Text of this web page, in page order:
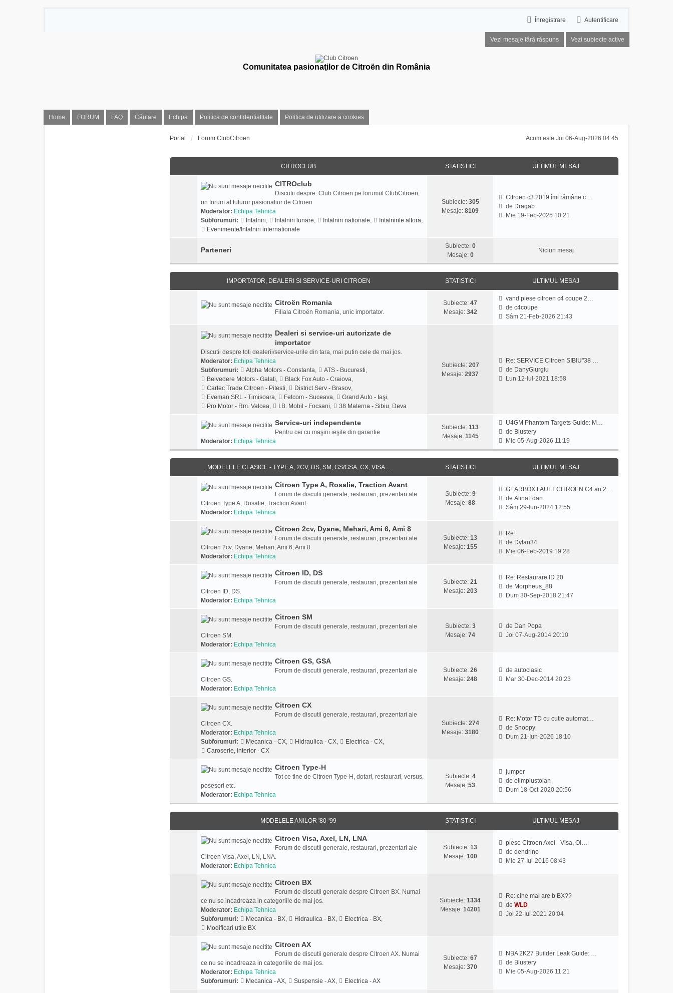
Autentificare
Înregistrare
Vezi mesaje fără răspuns Vezi subiecte active
Home FORUM FAQ Căutare Echipa Politica de confidentialitate Politica de utilizare a cookies
Comunitatea pasionaţilor de Citroën din România
Acum este Joi 06-Aug-2026 04:45
Portal Forum ClubCitroen
CITROCLUB STATISTICI ULTIMUL MESAJ
CITROclub
Discutii despre: Club Citroen pe forumul ClubCitroen;
un forum al tuturor pasionatior de Citroen
Moderator: Echipa Tehnica
Subforumuri:
Intalniri, Intalniri lunare, Intalniri nationale, Intalnirile altora,
Evenimente/Intalniri internationale
Subiecte: 305
Mesaje: 8109
Citroen c3 2019 îmi rămâne c…
de Dragab
V
u
m
Mie 19-Feb-2025 10:21
Parteneri Subiecte: 0
Mesaje: 0
Niciun mesaj
IMPORTATOR, DEALERI SI SERVICE-URI CITROEN STATISTICI ULTIMUL MESAJ
Citroën Romania
Filiala Citroën Romania, unic importator.
Subiecte: 47
Mesaje: 342
vand piese citroen c4 coupe 2…
dec4coupe
V
l
t
i
e
a
j
Sâm 21-Feb-2026 21:43
Dealeri si service-uri autorizate de
importator
Discutii despre toti dealerii/service-urile din tara, mai putin cele de mai jos.
Moderator: Echipa Tehnica
Subforumuri:
Alpha Motors - Constanta, ATS - Bucuresti,
Belvedere Motors - Galati, Black Fox Auto - Craiova,
Cartec Trade Citroen - Pitesti, District Serv - Brasov,
Eveman SRL - Timisoara, Fetcom - Suceava, Grand Auto - Iaşi,
Pro Motor - Rm. Valcea, I.B. Mobil - Focsani, 38 Materna - Sibiu, Deva
Subiecte: 207
Mesaje: 2937
Re: SERVICE Citroen SIBIU"38 …
de DanyGiurgiu
V
l
i
m
u
m
s
j
Lun 12-Iul-2021 18:58
Service-uri independente
Pentru cei cu maşini ieşite din garantie
Moderator: Echipa Tehnica
Subiecte: 113
Mesaje: 1145
U4GM Phantom Targets Guide: M…
de Blustery
V
i
t
m
s
Mie 05-Aug-2026 11:19
MODELELE CLASICE - TYPE A, 2CV, DS, SM, GS/GSA, CX, VISA... STATISTICI ULTIMUL MESAJ
Citroen Type A, Rosalie, Traction Avant
Forum de discutii generale, restaurari, prezentari ale
Citroen Type A, Rosalie, Traction Avant.
Moderator: Echipa Tehnica
Subiecte: 9
Mesaje: 88
GEARBOX FAULT CITROEN C4 an 2…
deAlinaEdan
V
l
m
u
l
a
Sâm 29-Iun-2024 12:55
Citroen 2cv, Dyane, Mehari, Ami 6, Ami 8
Forum de discutii generale, restaurari, prezentari ale
Citroen 2cv, Dyane, Mehari, Ami 6, Ami 8.
Moderator: Echipa Tehnica
Subiecte: 13
Mesaje: 155
Re:
de Dylan34
V
i
u
l
l
a
Mie 06-Feb-2019 19:28
Citroen ID, DS
Forum de discutii generale, restaurari, prezentari ale
Citroen ID, DS.
Moderator: Echipa Tehnica
Subiecte: 21
Mesaje: 203
Re: Restaurare ID 20
de Morpheus_88
V
l
l
a
Dum 30-Sep-2018 21:47
Citroen SM
Forum de discutii generale, restaurari, prezentari ale
Citroen SM.
Moderator: Echipa Tehnica
Subiecte: 3
Mesaje: 74
de Dan Popa
V
l
l
e
Joi 07-Aug-2014 20:10
Citroen GS, GSA
Forum de discutii generale, restaurari, prezentari ale
Citroen GS.
Moderator: Echipa Tehnica
Subiecte: 26
Mesaje: 248
deautoclasic
V
l
i
e
s
a
j
Mar 30-Dec-2014 20:23
Citroen CX
Forum de discutii generale, restaurari, prezentari ale
Citroen CX.
Moderator: Echipa Tehnica
Subforumuri:
Mecanica - CX, Hidraulica - CX, Electrica - CX,
Caroserie, interior - CX
Subiecte: 274
Mesaje: 3180
Re: Motor TD cu cutie automat…
deSnoopy
V
l
t
m
l
e
a
Dum 21-Iun-2026 18:10
Citroen Type-H
Tot ce tine de Citroen Type-H, dotari, restaurari, versus,
posesori etc.
Moderator: Echipa Tehnica
Subiecte: 4
Mesaje: 53
jumper
deolimpiustoian
V
z
u
t
m
e
a
Dum 18-Oct-2020 20:56
MODELELE ANILOR '80-'99 STATISTICI ULTIMUL MESAJ
Citroen Visa, Axel, LN, LNA
Forum de discutii generale, restaurari, prezentari ale
Citroen Visa, Axel, LN, LNA.
Moderator: Echipa Tehnica
Subiecte: 13
Mesaje: 100
piese Citroen Axel - Visa, Ol…
dedendrino
V
u
m
s
Mie 27-Iul-2016 08:43
Citroen BX
Forum de discutii generale despre Citroen BX. Numai
ce nu se incadreaza in categoriile de mai jos.
Moderator: Echipa Tehnica
Subforumuri:
Mecanica - BX, Hidraulica - BX, Electrica - BX,
Modificari utile BX
Subiecte: 1334
Mesaje: 14201
Re: cine mai are b BX??
deWLD
V
l
t
i
Joi 22-Iul-2021 20:04
Citroen AX
Forum de discutii generale despre Citroen AX. Numai
ce nu se incadreaza in categoriile de mai jos.
Moderator: Echipa Tehnica
Subforumuri:
Mecanica - AX, Suspensie - AX, Electrica - AX
Subiecte: 67
Mesaje: 370
NBA 2K27 Builder Leak Guide: …
de Blustery
V
Mie 05-Aug-2026 11:21